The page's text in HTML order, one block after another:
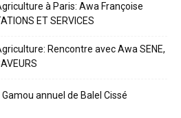
à Paris: Awa Françoise
ET SERVICES
Rencontre avec Awa SENE,
annuel de Balel Cissé